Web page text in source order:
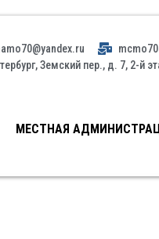
Земский пер., д. 7, 2-й
МЕСТНАЯ